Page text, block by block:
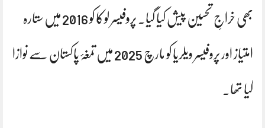
بھی خراجِ تحسین پیش کیا گیا۔ پروفیسر لوکا کو 2016 میں ستارہ
امتیاز اور پروفیسر ویلریا کو مارچ 2025 میں تمغۂ پاکستان سے نوازا
گیا تھا۔